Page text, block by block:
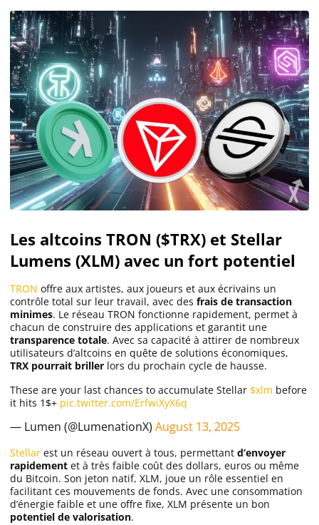
Les altcoins TRON ($TRX) et Stellar
Lumens (XLM) avec un fort potentiel
TRON offre aux artistes, aux joueurs et aux écrivains un
contrôle total sur leur travail, avec des frais de transaction
minimes. Le réseau TRON fonctionne rapidement, permet à
chacun de construire des applications et garantit une
transparence totale. Avec sa capacité à attirer de nombreux
utilisateurs d’altcoins en quête de solutions économiques,
TRX pourrait briller lors du prochain cycle de hausse.
These are your last chances to accumulate Stellar $xlm before
it hits 1$+ pic.twitter.com/ErfwiXyX6q
— Lumen (@LumenationX) August 13, 2025
Stellar est un réseau ouvert à tous, permettant d’envoyer
rapidement et à très faible coût des dollars, euros ou même
du Bitcoin. Son jeton natif, XLM, joue un rôle essentiel en
facilitant ces mouvements de fonds. Avec une consommation
d’énergie faible et une offre fixe, XLM présente un bon
potentiel de valorisation.